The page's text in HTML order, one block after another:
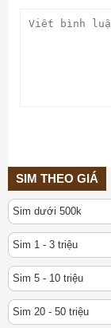
SIM THEO GIÁ
Sim dưới 500k
Sim 1 - 3 triệu
Sim 5 - 10 triệu
Sim 20 - 50 triệu